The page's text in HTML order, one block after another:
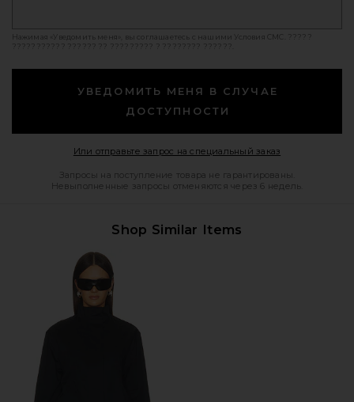
Нажимая «Уведомить меня», вы соглашаетесь с нашими Условия СМС
УВЕДОМИТЬ МЕНЯ В СЛУЧАЕ
ДОСТУПНОСТИ
Или отправьте запрос на специальный заказ
Запросы на поступление товара не гарантированы.
Невыполненные запросы отменяются через 6 недель.
Shop Similar Items